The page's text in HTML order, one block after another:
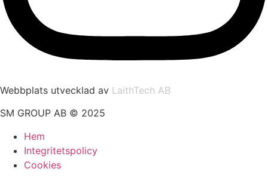
Webbplats utvecklad av LaithTech AB
SM GROUP AB © 2025
Hem
Integritetspolicy
Cookies